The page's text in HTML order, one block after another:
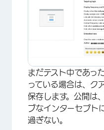
まだテスト中であっ
っている場合は、ク
保存します。公開は
ブなインターセプト
過ぎない。